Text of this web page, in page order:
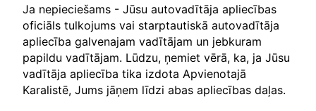
Ja nepieciešams - Jūsu autovadītāja apliecības
oficiāls tulkojums vai starptautiskā autovadītāja
apliecība galvenajam vadītājam un jebkuram
papildu vadītājam. Lūdzu, ņemiet vērā, ka, ja Jūsu
vadītāja apliecība tika izdota Apvienotajā
Karalistē, Jums jāņem līdzi abas apliecības daļas.